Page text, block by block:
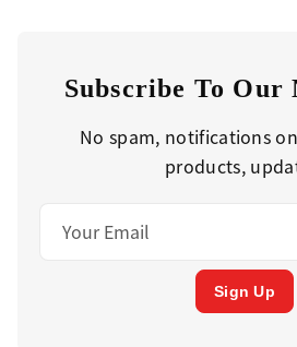
Subscribe To Our
No spam, notifications
products,
Sign Up